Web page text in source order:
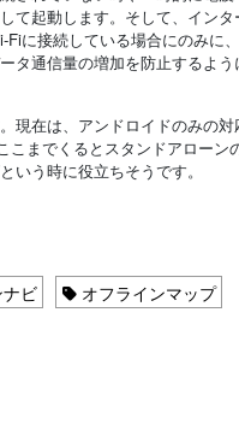
て起動します。そして、イン
に接続している場合にのみに
通信量の増加を防止するよう
現在は、アンドロイドのみの
までくるとスタンドアローン
う時に役立ちそうです。
ビ オフラインマップ